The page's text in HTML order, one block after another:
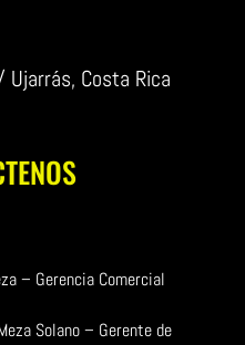
Ujarrás, Costa Rica
– Gerencia Comercial
Solano – Gerente de